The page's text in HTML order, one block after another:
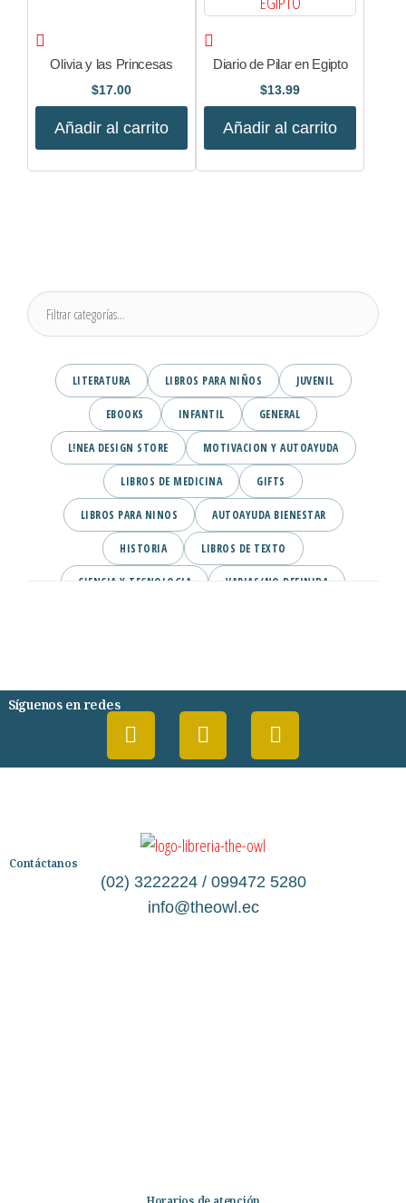
Olivia y las Princesas
$17.00
Añadir al carrito
Diario de Pilar en Egipto
$13.99
Añadir al carrito
LITERATURA LIBROS PARA NIÑOS JUVENIL
EBOOKS INFANTIL GENERAL
L!NEA DESIGN STORE MOTIVACION Y AUTOAYUDA
LIBROS DE MEDICINA GIFTS
LIBROS PARA NINOS AUTOAYUDA BIENESTAR
HISTORIA LIBROS DE TEXTO
CIENCIA Y TECNOLOGIA VARIAS/NO DEFINIDA
Síguenos en redes
Contáctanos
(02) 3222224 / 099472 5280
info@theowl.ec